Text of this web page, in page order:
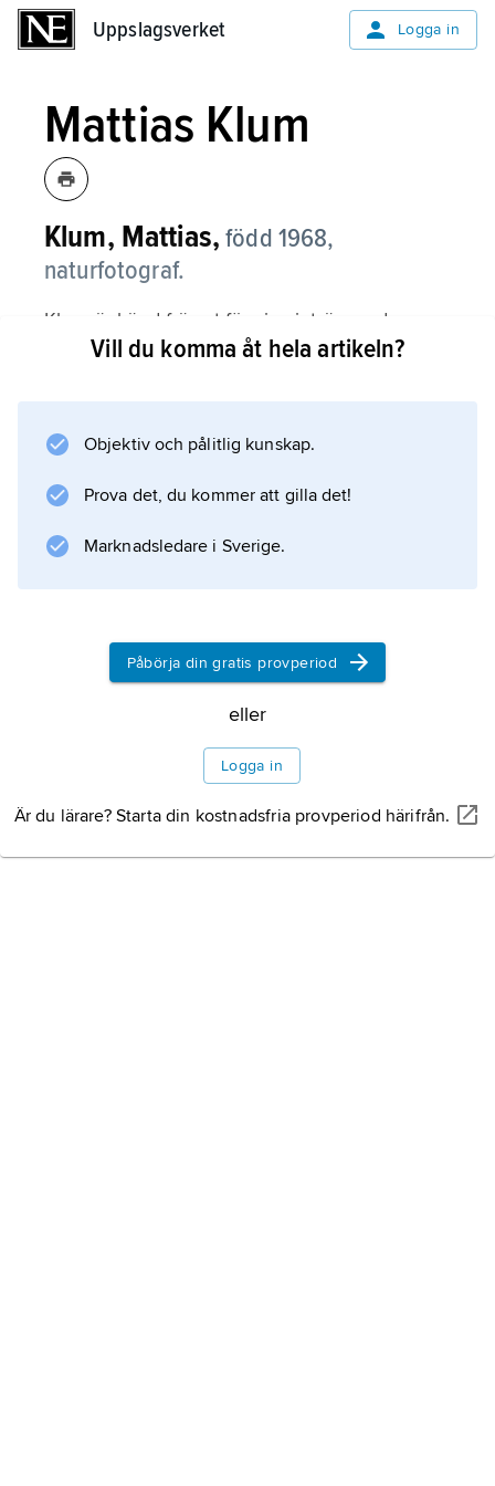
Uppslagsverket Logga in
Mattias Klum
Klum, Mattias, född 1968,
naturfotograf.
Klum är känd främst för sina inträngande
naturskildringar från skilda håll i världen. Hans
tidskrifter såsom National Geographic,
separatutställningar i Sverige, Malaysia,
Information om artikeln
Vill du komma åt hela artikeln?
Objektiv och pålitlig kunskap.
Prova det, du kommer att gilla det!
Marknadsledare i Sverige.
Påbörja din gratis provperiod
eller
Logga in
Är du lärare? Starta din kostnadsfria provperiod härifrån.